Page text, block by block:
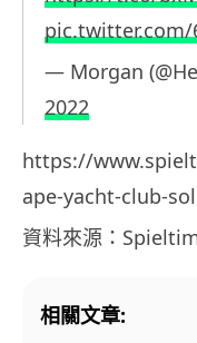
pic.twitter.com/
— Morgan
2022
https://
ape-yacht-club-
資料來源：
相關文章: